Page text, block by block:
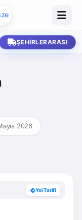
ŞEHIRLERARASI
2026
Yol Tarifi